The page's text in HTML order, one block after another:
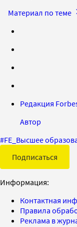
Материал по теме
Редакция
Автор
#FE_Высшее
Подписаться
Информация:
Контактная
Правила
Реклама в